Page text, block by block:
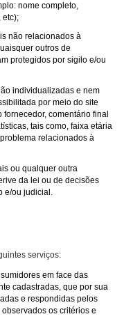
nome completo,
etc);
não relacionados à
outros de
protegidos por sigilo e/ou
individualizadas e nem
por meio do site
comentário final
tais como, faixa etária
relacionados à
ou qualquer outra
da lei ou de decisões
e/ou judicial.
serviços:
em face das
cadastradas, que por sua
e respondidas pelos
os critérios e